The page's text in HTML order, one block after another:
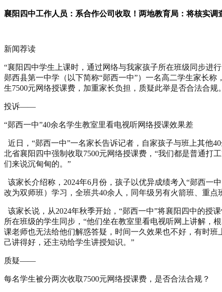
襄阳四中工作人员：系合作公司收取！两地教育局：将核实调
新闻荐读
“襄阳四中学生上课时，通过网络与我家孩子所在班级同步进
郧西县第一中学（以下简称“郧西一中”）一名高二学生家长称
生7500元网络授课费，加重家长负担，质疑此举是否合法合规
投诉——
“郧西一中”40余名学生教室里看电视听网络授课效果差
近日，“郧西一中”一名家长告诉记者，自家孩子与班上其他
北省襄阳四中强制收取7500元网络授课费，“我们都是普通打
们来说沉甸甸的。”
该家长介绍称，2024年6月份，孩子以优异成绩考入“郧西一
改为双师班）学习，全班共40余人，同年级另有火箭班、重点
该家长说，从2024年秋季开始，“郧西一中”将襄阳四中的授
所在班级的学生同步，“他们坐在教室里看电视听网上讲解，
课老师也无法给他们解惑答疑，时间一久效果也不好，有时班
己讲得好，还主动给学生讲授知识。”
质疑——
每名学生被分两次收取7500元网络授课费，是否合法合规？